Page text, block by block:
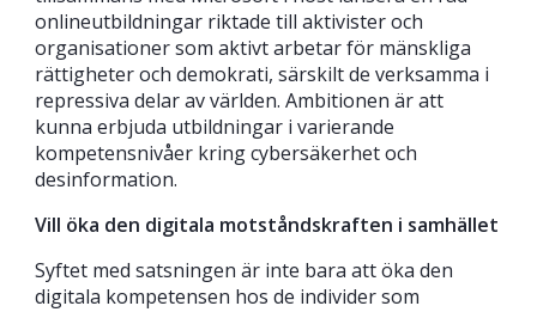
onlineutbildningar riktade till aktivister och
organisationer som aktivt arbetar för mänskliga
rättigheter och demokrati, särskilt de verksamma i
repressiva delar av världen. Ambitionen är att
kunna erbjuda utbildningar i varierande
kompetensnivåer kring cybersäkerhet och
desinformation.
Vill öka den digitala motståndskraften i samhället
Syftet med satsningen är inte bara att öka den
digitala kompetensen hos de individer som